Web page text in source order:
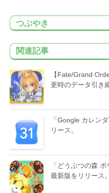
つぶやき
関連記事
【Fate/Grand
更時のデータ引き
「Google カレン
リース。
「どうぶつの森
最新版をリリース